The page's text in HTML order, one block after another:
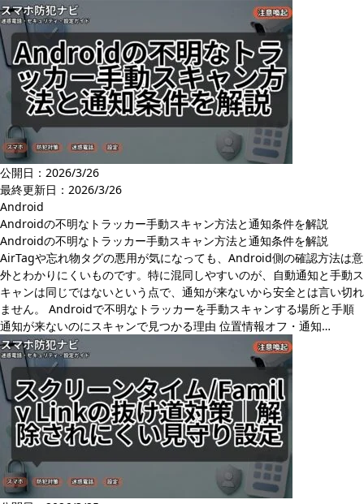
公開日：2026/3/26
最終更新日： 2026/3/26
Android
Androidの不明なトラッカー手動スキャン方法と通知条件を解説
Androidの不明なトラッカー手動スキャン方法と通知条件を解説
AirTagや忘れ物タグの悪用が気になっても、Android側の確認方法は意
外とわかりにくいものです。特に混同しやすいのが、自動通知と手動ス
キャンは同じではないという点で、通知が来ないから安全とは言い切れ
ません。 Androidで不明なトラッカーを手動スキャンする場所と手順
通知が来ないのにスキャンで見つかる理由 位置情報オフ・通知…